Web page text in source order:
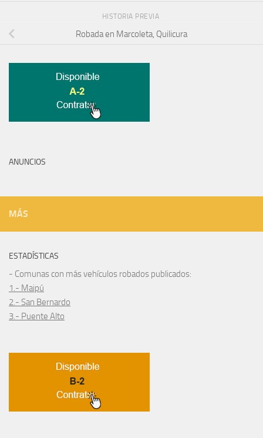
HISTORIA PREVIA
Robada en Marcoleta, Quilicura
ANUNCIOS
MÁS
ESTADÍSTICAS
- Comunas con más vehículos robados publicados:
1.- Maipú
2.- San Bernardo
3.- Puente Alto